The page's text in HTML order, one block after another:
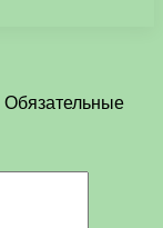
Обязательные